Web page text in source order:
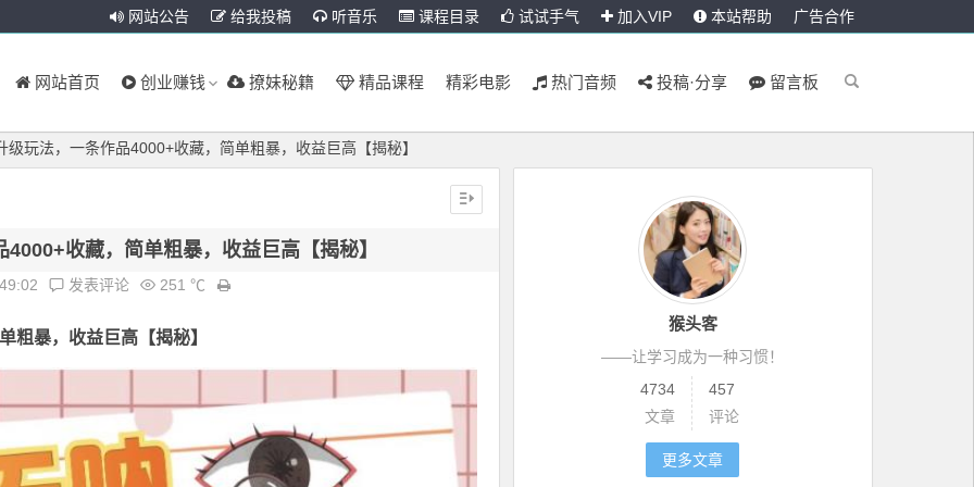
网站公告 给我投稿 听音乐 课程目录 试试手气 加入VIP 本站帮助 广告合作
网站首页 创业赚钱 撩妹秘籍 精品课程 精彩电影 热门音频 投稿·分享 留言板
级玩法，一条作品4000+收藏，简单粗暴，收益巨高【揭秘】
收藏，简单粗暴，收益巨高【揭秘】
发表评论 251 ℃
粗暴，收益巨高【揭秘】
猴头客
——让学习成为一种习惯！
4734
文章
457
评论
更多文章